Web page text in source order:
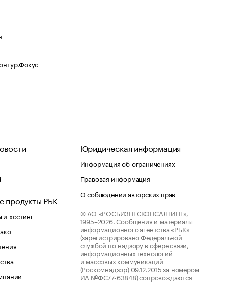
продукты РБК
хостинг
Юридическая информация
Информация об ограничениях
Правовая информация
О соблюдении авторских прав
© АО «РОСБИЗНЕСКОНСАЛТИНГ»,
1995–2026. Сообщения и материалы
информационного агентства «РБК»
(зарегистрировано Федеральной
службой по надзору в сфере связи,
информационных технологий
и массовых коммуникаций
(Роскомнадзор) 09.12.2015 за номером
ИА №ФС77-63848) сопровождаются